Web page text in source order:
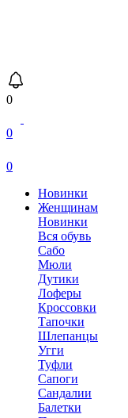
0
0
0
Новинки
Женщинам
Новинки
Вся обувь
Сабо
Мюли
Дутики
Лоферы
Кроссовки
Тапочки
Шлепанцы
Угги
Туфли
Сапоги
Сандалии
Балетки